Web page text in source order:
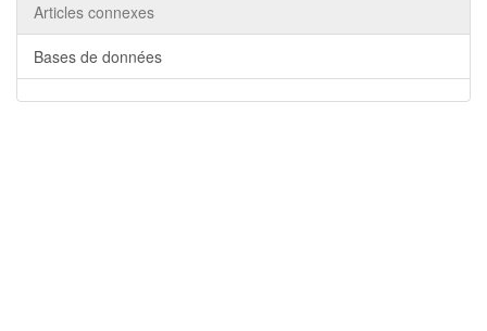
Articles connexes
Bases de données